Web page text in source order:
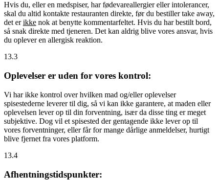
Hvis du, eller en medspiser, har fødevareallergier eller intolerancer,
skal du altid kontakte restauranten direkte, før du bestiller take away,
det erikke nok at benytte kommentarfeltet. Hvis du har bestilt bord,
så snak direkte med tjeneren. Det kan aldrig blive vores ansvar, hvis
du oplever en allergisk reaktion.
13.3
Oplevelser er uden for vores kontrol:
Vi har ikke kontrol over hvilken mad og/eller oplevelser
spisestederne leverer til dig, så vi kan ikke garantere, at maden eller
oplevelsen lever op til din forventning, især da disse ting er meget
subjektive. Dog vil et spisested der gentagende ikke lever op til
vores forventninger, eller får for mange dårlige anmeldelser, hurtigt
blive fjernet fra vores platform.
13.4
Afhentningstidspunkter: